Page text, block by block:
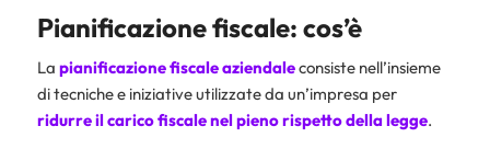
Pianificazione fiscale: cos’è
La pianificazione fiscale aziendaleconsiste nell’insieme
di tecniche e iniziative utilizzate da un’impresa per
ridurre il carico fiscale nel pieno rispetto della legge.